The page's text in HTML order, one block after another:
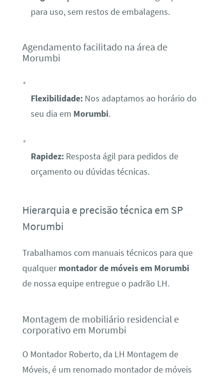
para uso, sem restos de embalagens.
Agendamento facilitado na área de
Morumbi
Flexibilidade:Nos adaptamos ao horário do
seu dia em Morumbi.
Rapidez:Resposta ágil para pedidos de
orçamento ou dúvidas técnicas.
Hierarquia e precisão técnica em SP
Morumbi
Trabalhamos com manuais técnicos para que
qualquermontador de móveis em Morumbi
de nossa equipe entregue o padrão LH.
Montagem de mobiliário residencial e
corporativo em Morumbi
O Montador Roberto, da LH Montagem de
Móveis, é um renomado montador de móveis